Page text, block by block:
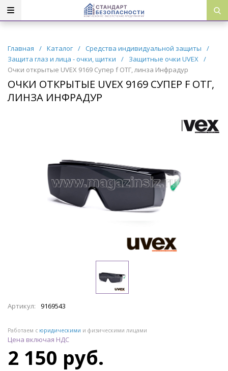
Главная / Каталог / Средства индивидуальной защиты
/
Защита глаз и лица - очки, щитки
/ Защитные очки UVEX /
Очки открытые UVEX 9169 Супер f ОТГ, линза Инфрадур
ОЧКИ ОТКРЫТЫЕ UVEX 9169 СУПЕР F ОТГ,
ЛИНЗА ИНФРАДУР
Артикул: 9169543
Работаем с юридическими и физическими лицами
Цена включая НДС
2 150 руб.